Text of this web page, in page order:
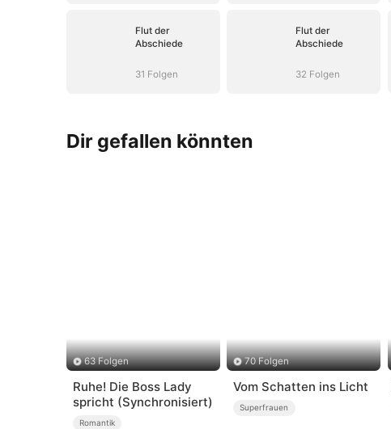
Flut der
Abschiede
31 Folgen
Flut der
Abschiede
32 Folgen
Dir gefallen könnten
63 Folgen
Ruhe! Die Boss Lady
spricht (Synchronisiert)
Romantik
70 Folgen
Vom Schatten ins Licht
Superfrauen